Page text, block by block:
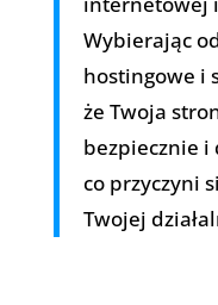
Wybierając
hostingowe i
że Twoja
bezpiecznie
co przyczyni
Twojej